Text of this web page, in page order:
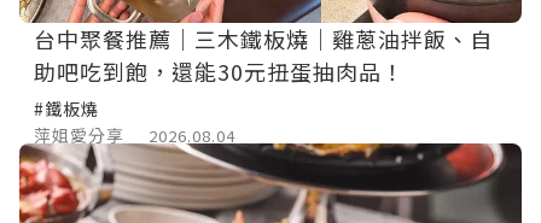
台中聚餐推薦｜三木鐵板燒｜雞蔥油拌飯、自
助吧吃到飽，還能30元扭蛋抽肉品！
#鐵板燒
萍姐愛分享
2026.08.04